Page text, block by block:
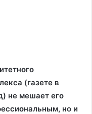
(газете в
не мешает его
но и